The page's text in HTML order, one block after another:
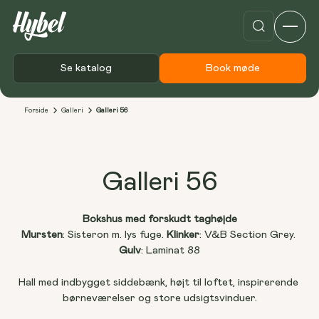
Se katalog Book møde
Forside Galleri Galleri 56
Galleri 56
Bokshus med forskudt taghøjde
Mursten: Sisteron m. lys fuge. Klinker: V&B Section Grey.
Gulv: Laminat 88
Hall med indbygget siddebænk, højt til loftet, inspirerende
børneværelser og store udsigtsvinduer.